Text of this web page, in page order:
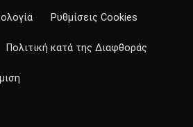
Ρυθμίσεις Cookies
Πολιτική κατά της Διαφθοράς